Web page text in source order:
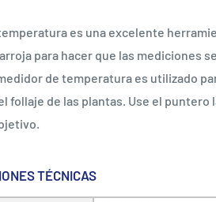
es una excelente
para hacer que las mediciones
de temperatura es utilizado
follaje de las plantas. Use el puntero
TÉCNICAS